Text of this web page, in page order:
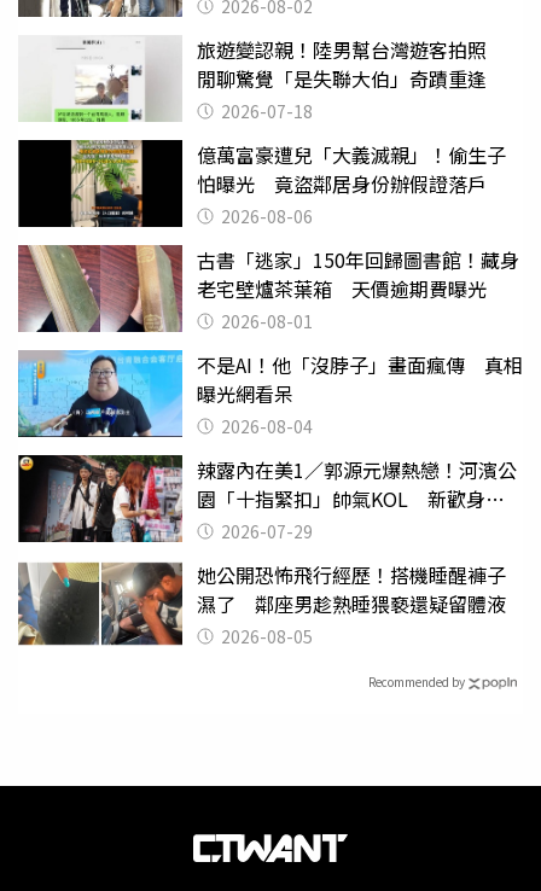
2026-08-02
旅遊變認親！陸男幫台灣遊客拍照
閒聊驚覺「是失聯大伯」奇蹟重逢
2026-07-18
億萬富豪遭兒「大義滅親」！偷生子
怕曝光 竟盜鄰居身份辦假證落戶
2026-08-06
古書「逃家」150年回歸圖書館！藏身
老宅壁爐茶葉箱 天價逾期費曝光
2026-08-01
不是AI！他「沒脖子」畫面瘋傳 真相
曝光網看呆
2026-08-04
辣露內在美1／郭源元爆熱戀！河濱公
園「十指緊扣」帥氣KOL 新歡身份
曝光2026-07-29
她公開恐怖飛行經歷！搭機睡醒褲子
濕了 鄰座男趁熟睡猥褻還疑留體液
2026-08-05
Recommended by